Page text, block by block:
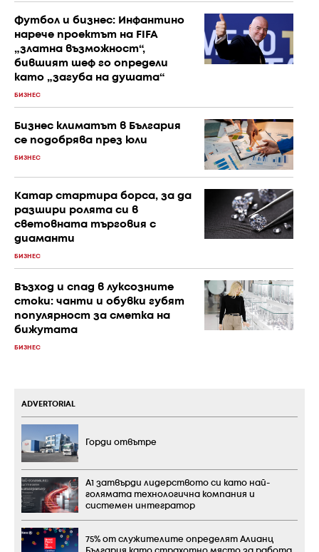
Футбол и бизнес: Инфантино
нарече проектът на FIFA
„златна възможност“,
бившият шеф го определи
като „загуба на душата“
БИЗНЕС
Бизнес климатът в България
се подобрява през юли
БИЗНЕС
Катар стартира борса, за да
разшири ролята си в
световната търговия с
диаманти
БИЗНЕС
Възход и спад в луксозните
стоки: чанти и обувки губят
популярност за сметка на
бижутата
БИЗНЕС
ADVERTORIAL
Горди отвътре
А1 затвърди лидерството си като най-
голямата технологична компания и
системен интегратор
75% от служителите определят Алианц